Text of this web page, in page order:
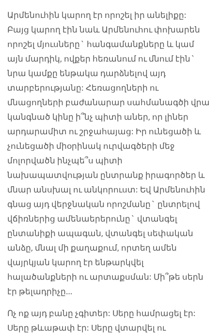
Արմենուհին կարող էր որոշել իր անելիքը:
Բայց կարող էին նաև Արմենուհու փոխարեն
որոշել մյուսները` հանգամանքները և կամ
այն մարդիկ, ովքեր հեռանում ու մնում էին`
նրա կամքը ենթակա դարձնելով այդ
տարբերությանը: Հեռացողների ու
մնացողների բաժանարար սահմանագծի վրա
կանգնած կինը ի՞նչ պիտի աներ, որ լիներ
արդարամիտ ու շրջահայաց: Իր ունեցածի և
չունեցածի միօրինակ ուրվագծերի մեջ
մոլորվածն ինչպե՞ս պիտի
նախապատվության ընտրանք իրագործեր և
մնար անսխալ ու անկորուստ: Եվ Արմենուհին
գնաց այդ վերջնական որոշմանը` ընտրելով
վճիռներից ամենաերերունը` վտանգել
ընտանիքի ապագան, վտանգել սեփական
անձը, մնալ մի քաղաքում, որտեղ ամեն
վայրկյան կարող էր ենթարկվել
հալածանքների ու արտաքսման: Մի՞թե սերն
էր թելադրիչը…
Ոչ ոք այդ բանը չգիտեր: Սերը համրացել էր:
Սերը թևաթափ էր: Սերը վտարվել ու